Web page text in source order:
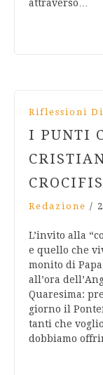
attraverso…
Riflessioni Di
I PUNTI
Redazione /
L’invito alla
e quello che
monito di
all’ora
Quaresima:
giorno il
tanti che
dobbiamo